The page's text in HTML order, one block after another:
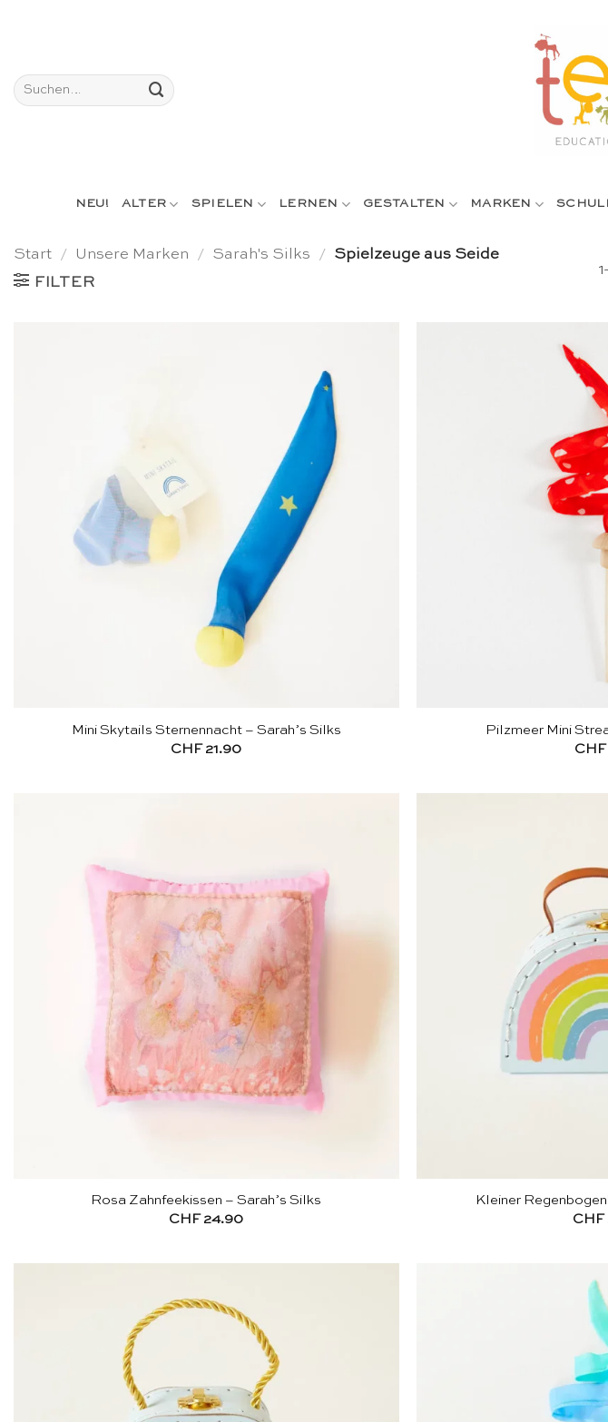
Suchen
nach:
NEU! ALTER SPIELEN LERNEN GESTALTEN MARKEN
Start / Unsere Marken / Sarah's Silks / Spielzeuge aus Seide
FILTER
Mini Skytails Sternennacht – Sarah’s Silks
CHF21.90
Pilzmeer Mini
CHF
Rosa Zahnfeekissen – Sarah’s Silks
CHF24.90
Kleiner
CHF